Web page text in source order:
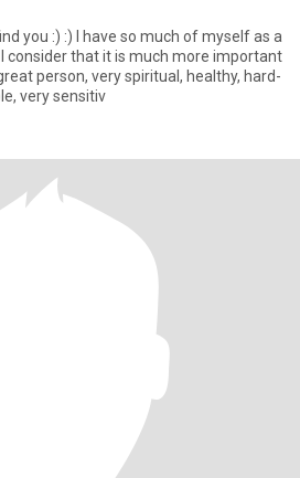
you :) :) I have so much of myself as a
consider that it is much more important
person, very spiritual, healthy, hard-
very sensitiv